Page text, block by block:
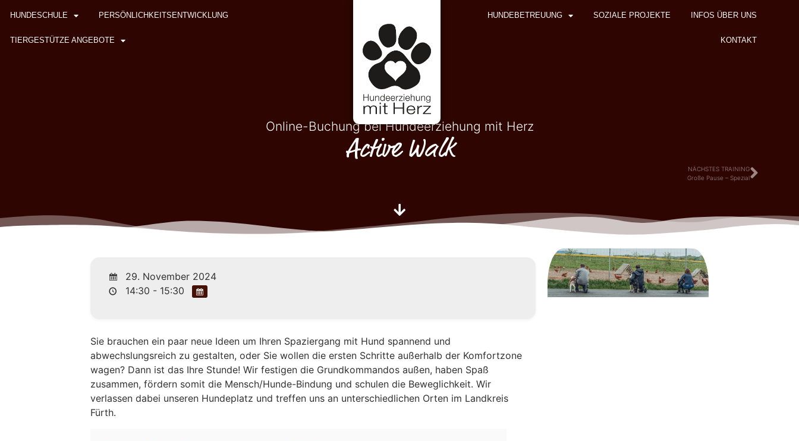
HUNDESCHULE PERSÖNLICHKEITSENTWICKLUNG
TIERGESTÜTZE ANGEBOTE
HUNDEBETREUUNG SOZIALE PROJEKTE INFOS ÜBER UNS
KONTAKT
Online-Buchung bei Hundeerziehung mit Herz
Active Walk
NÄCHSTES TRAINING
Große Pause – Spezial
29. November 2024
14:30 - 15:30
Sie brauchen ein paar neue Ideen um Ihren Spaziergang mit Hund spannend und
abwechslungsreich zu gestalten, oder Sie wollen die ersten Schritte außerhalb der Komfortzone
wagen? Dann ist das Ihre Stunde! Wir festigen die Grundkommandos außen, haben Spaß
zusammen, fördern somit die Mensch/Hunde-Bindung und schulen die Beweglichkeit. Wir
verlassen dabei unseren Hundeplatz und treffen uns an unterschiedlichen Orten im Landkreis
Fürth.